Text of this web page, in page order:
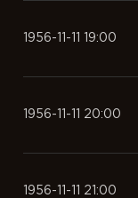
1956-11-11 19:00
1956-11-11 20:00
1956-11-11 21:00